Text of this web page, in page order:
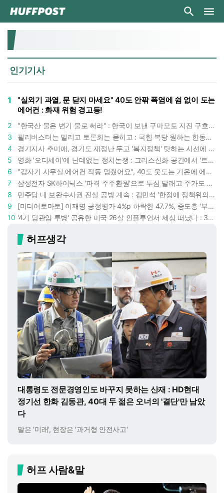
인기기사
1
"실외기 과열, 문 닫지 마세요" 40도 안팎 폭염에 쉼 없이 도는
에어컨 : 화재 위험 경고등!
2
"한국산 물은 변기 물로 써라" : 한국이 보낸 구마모토 지진 구호품에 한 일본인의 '어처구니 없는' 반응
3
필리버스터는 밀리고 토론회는 묻히고 : 국힘 복당 원하는 한동훈, '검사 정치'의 한계만 드러내나
4
경기지사 추미애, 경기도 재정난 두고 '복지정책' 탓하는 시선에 정면 반박 : "고령자와 아이 인구 급증"
5
영화 '오디세이'에 난데없는 정치논쟁 : 그리스신화 공간에서 '트럼프 전쟁의 참혹함'이 보인다
6
"갑자기 사무실 에어컨 작동 멈췄어요", 40도 웃도는 기온에 에어컨도 숨이 찬다
7
삼성전자 SK하이닉스 '파격 주주환원'으로 투심 달래고 주가도 받칠까, 100조 넘는 추가 배당 재원에 쏠리는 눈
8
민주당 내 보완수사권 진실 공방 계속 : 김민석 '한정애 정책위의장' 발언 근거로 내세우자 사무총장 지낸 조승래 반박
9
[미디어토마토] 이재명 긍정평가 4%p 하락한 47.7%, 중도층 '부정 49.7% vs 긍정 42.9%'
10
'4기 담관암 투병' 공유한 미국 26살 인플루언서 세상 떠났다 : 3년간 보여준 희망과 용기
허프생각
대통령도 전문경영인도 바꾸지 못하는 산재 : HD현대
정기선 한화 김동관, 40대 두 젊은 오너의 '결단'만 남았
다
말은 '미래', 현장은 '과거형 안전사고'
허프 사람&말